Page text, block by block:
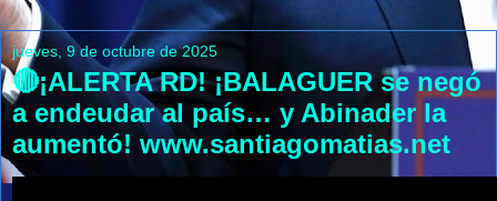
jueves, 9 de octubre de 2025
🔴¡ALERTA RD! ¡BALAGUER se negó
a endeudar al país… y Abinader la
aumentó! www.santiagomatias.net